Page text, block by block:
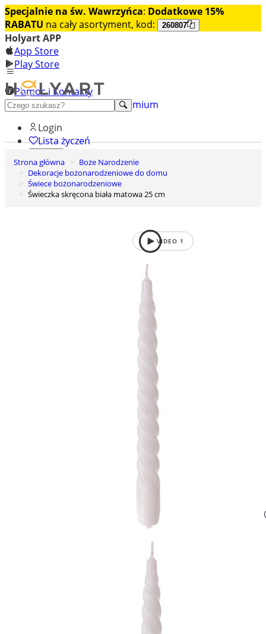
Specjalnie na św. Wawrzyńca: Dodatkowe 15%
RABATU na cały asortyment, kod: 260807
Holyart APP
App Store
Play Store
Pomoc i Kontakty
+48 222 922 860
Odkryj premium
Login
Lista życzeń
0
Koszyk
Strona główna
Boże Narodzenie
Dekoracje bożonarodzeniowe do domu
Świece bożonarodzeniowe
Świeczka skręcona biała matowa 25 cm
VIDEO 1